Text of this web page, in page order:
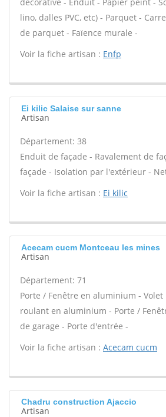
lino, dalles PVC, etc) - Parquet -
de parquet - Faïence murale -
Voir la fiche artisan : Enfp
Ei kilic Salaise sur sanne
Artisan
Département: 38
Enduit de façade - Ravalement de
façade - Isolation par l'extérieur -
Voir la fiche artisan : Ei kilic
Acecam cucm Montceau les mines
Artisan
Département: 71
Porte / Fenêtre en aluminium -
roulant en aluminium - Porte /
de garage - Porte d'entrée -
Voir la fiche artisan : Acecam cucm
Chadru construction Ajaccio
Artisan